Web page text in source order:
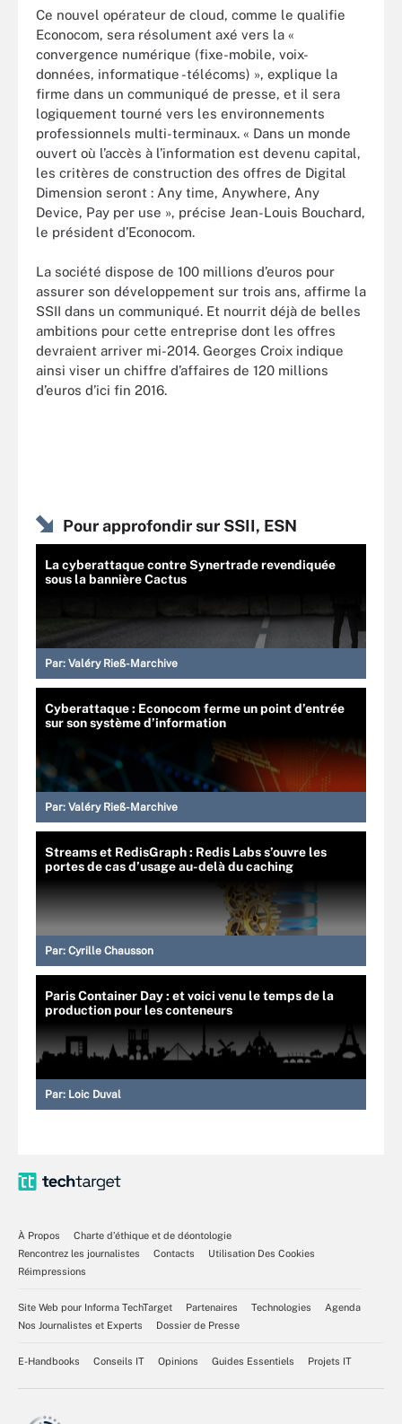
Ce nouvel opérateur de cloud, comme le qualifie
Econocom, sera résolument axé vers la «
convergence numérique (fixe-mobile, voix-
données, informatique -télécoms) », explique la
firme dans un communiqué de presse, et il sera
logiquement tourné vers les environnements
professionnels multi-terminaux. « Dans un monde
ouvert où l’accès à l’information est devenu capital,
les critères de construction des offres de Digital
Dimension seront : Any time, Anywhere, Any
Device, Pay per use », précise Jean-Louis Bouchard,
le président d’Econocom.
La société dispose de 100 millions d’euros pour
assurer son développement sur trois ans, affirme la
SSII dans un communiqué. Et nourrit déjà de belles
ambitions pour cette entreprise dont les offres
devraient arriver mi-2014. Georges Croix indique
ainsi viser un chiffre d’affaires de 120 millions
d’euros d’ici fin 2016.
Pour approfondir sur SSII, ESN
La cyberattaque contre Synertrade revendiquée
sous la bannière Cactus
Par: Valéry Rieß-Marchive
Cyberattaque : Econocom ferme un point d’entrée
sur son système d’information
Par: Valéry Rieß-Marchive
Streams et RedisGraph : Redis Labs s’ouvre les
portes de cas d’usage au-delà du caching
Par: Cyrille Chausson
Paris Container Day : et voici venu le temps de la
production pour les conteneurs
Par: Loic Duval
À Propos
Charte d’éthique et de déontologie
Rencontrez les journalistes
Contacts
Utilisation Des Cookies
Réimpressions
Site Web pour Informa TechTarget Partenaires Technologies
Agenda
Nos Journalistes et Experts
Dossier de Presse
E-Handbooks Conseils IT Opinions Guides Essentiels Projets IT